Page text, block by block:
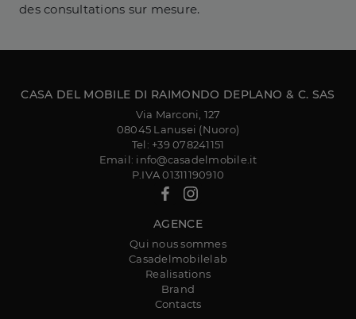
des consultations sur mesure.
CASA DEL MOBILE DI RAIMONDO DEPLANO & C. SAS
Via Marconi, 127
08045 Lanusei (Nuoro)
Tel: +39 078241151
Email: info@casadelmobile.it
P.IVA 01311190910
AGENCE
Qui nous sommes
Casadelmobilelab
Realisations
Brand
Contacts